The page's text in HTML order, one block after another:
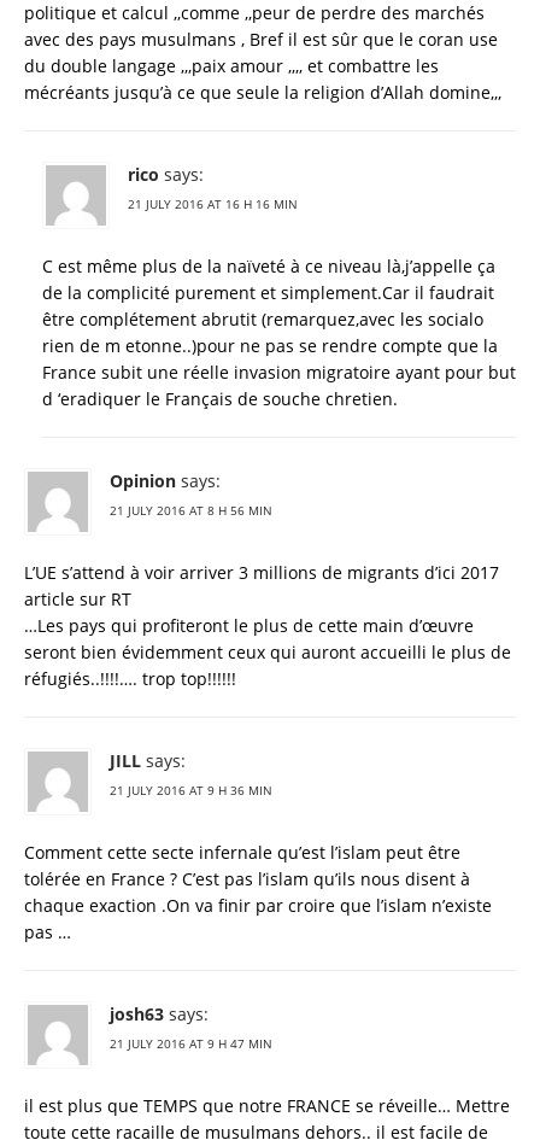
politique et calcul ,,comme ,,peur de perdre des marchés
avec des pays musulmans , Bref il est sûr que le coran use
du double langage ,,,paix amour ,,,, et combattre les
mécréants jusqu’à ce que seule la religion d’Allah domine,,,
rico says:
21 JULY 2016 AT 16 H 16 MIN
C est même plus de la naïveté à ce niveau là,j’appelle ça
de la complicité purement et simplement.Car il faudrait
être complétement abrutit (remarquez,avec les socialo
rien de m etonne..)pour ne pas se rendre compte que la
France subit une réelle invasion migratoire ayant pour but
d ‘eradiquer le Français de souche chretien.
Opinion says:
21 JULY 2016 AT 8 H 56 MIN
L’UE s’attend à voir arriver 3 millions de migrants d’ici 2017
article sur RT
…Les pays qui profiteront le plus de cette main d’œuvre
seront bien évidemment ceux qui auront accueilli le plus de
réfugiés..!!!!…. trop top!!!!!!
JILL says:
21 JULY 2016 AT 9 H 36 MIN
Comment cette secte infernale qu’est l’islam peut être
tolérée en France ? C’est pas l’islam qu’ils nous disent à
chaque exaction .On va finir par croire que l’islam n’existe
pas …
josh63 says:
21 JULY 2016 AT 9 H 47 MIN
il est plus que TEMPS que notre FRANCE se réveille… Mettre
toute cette racaille de musulmans dehors.. il est facile de